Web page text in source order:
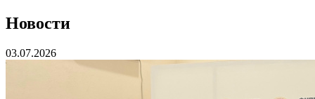
Новости
03.07.2026